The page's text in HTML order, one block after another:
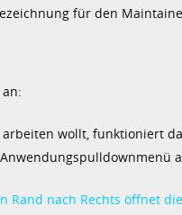
für den
wollt, funktioniert
Rand nach Rechts öffnet